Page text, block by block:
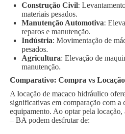
Construção Civil:
materiais pesados.
Manutenção Automotiva:
reparos e manutenção.
Indústria: Movimentação de
pesados.
Agricultura: Elevação de
manutenção.
Comparativo: Compra vs Locação
A locação de macaco hidráulico
significativas em comparação com a
equipamento. Ao optar pela locação,
– BA podem desfrutar de: